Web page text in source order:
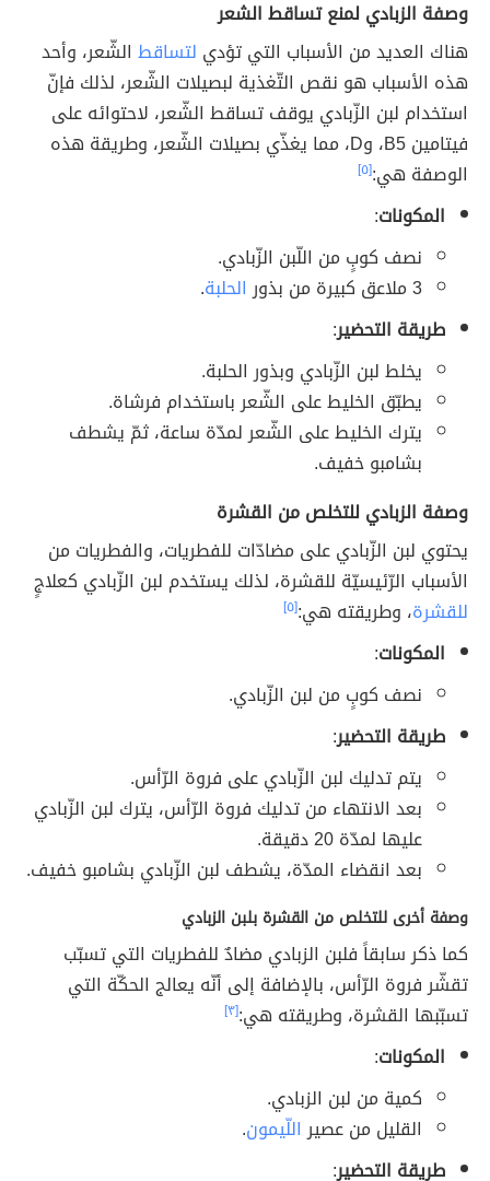
وصفة الزبادي لمنع تساقط الشعر
هناك العديد من الأسباب التي تؤدي لتساقط الشّعر، وأحد
هذه الأسباب هو نقص التّغذية لبصيلات الشّعر، لذلك فإنّ
استخدام لبن الزّبادي يوقف تساقط الشّعر، لاحتوائه على
فيتامين B5، وD، مما يغذّي بصيلات الشّعر، وطريقة هذه
الوصفة هي:[٥]
المكونات:
نصف كوبٍ من اللّبن الزّبادي.
3 ملاعق كبيرة من بذور
الحلبة.
طريقة التحضير:
يخلط لبن الزّبادي وبذور الحلبة.
يطبّق الخليط على الشّعر باستخدام فرشاة.
يترك الخليط على الشّعر لمدّة ساعة، ثمّ يشطف
بشامبو خفيف.
وصفة الزبادي للتخلص من القشرة
يحتوي لبن الزّبادي على مضادّات للفطريات، والفطريات من
الأسباب الرّئيسيّة للقشرة، لذلك يستخدم لبن الزّبادي كعلاجٍ
للقشرة، وطريقته هي:[٥]
المكونات:
نصف كوبٍ من لبن الزّبادي.
طريقة التحضير:
يتم تدليك لبن الزّبادي على فروة الرّأس.
بعد الانتهاء من تدليك فروة الرّأس، يترك لبن الزّبادي
عليها لمدّة 20 دقيقة.
بعد انقضاء المدّة، يشطف لبن الزّبادي بشامبو خفيف.
وصفة أخرى للتخلص من القشرة بلبن الزبادي
كما ذكر سابقاً فلبن الزبادي مضادٌ للفطريات التي تسبّب
تقشّر فروة الرّأس، بالإضافة إلى أنّه يعالج الحكّة التي
تسبّبها القشرة، وطريقته هي:[٣]
المكونات:
كمية من لبن الزبادي.
القليل من عصيراللّيمون.
طريقة التحضير: